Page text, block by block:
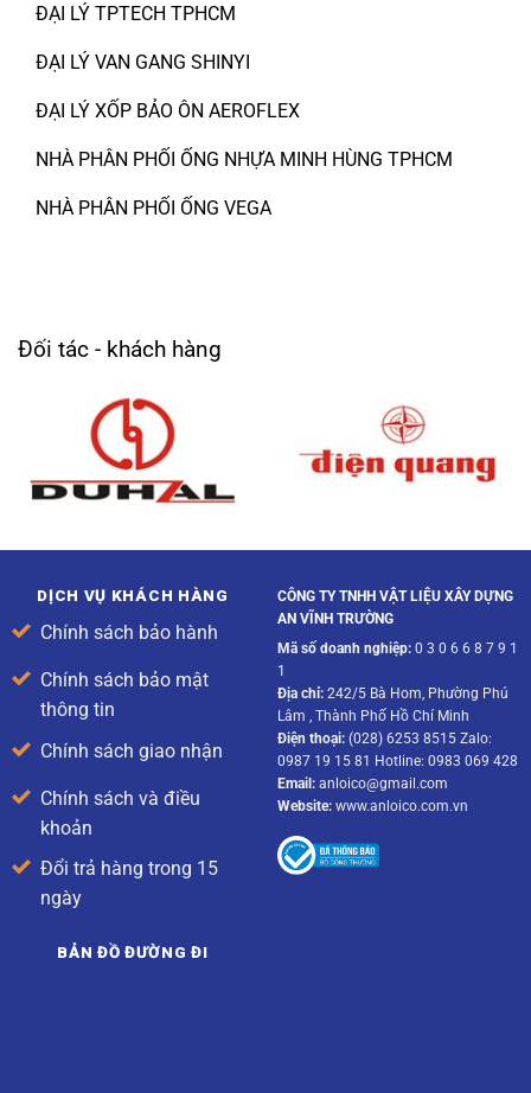
ĐẠI LÝ TPTECH TPHCM
ĐẠI LÝ VAN GANG SHINYI
ĐẠI LÝ XỐP BẢO ÔN AEROFLEX
NHÀ PHÂN PHỐI ỐNG NHỰA MINH HÙNG TPHCM
NHÀ PHÂN PHỐI ỐNG VEGA
Đối tác - khách hàng
DỊCH VỤ KHÁCH HÀNG
Chính sách bảo hành
Chính sách bảo mật
thông tin
Chính sách giao nhận
Chính sách và điều
khoản
Đổi trả hàng trong 15
ngày
CÔNG TY TNHH VẬT LIỆU XÂY DỰNG
AN VĨNH TRƯỜNG
Mã số doanh nghiệp:0 3 0 6 6 8 7 9 1
1
Địa chỉ:242/5 Bà Hom, Phường Phú
Lâm , Thành Phố Hồ Chí Minh
Điện thoại:(028) 6253 8515 Zalo:
0987 19 15 81 Hotline: 0983 069 428
Email:anloico@gmail.com
Website:www.anloico.com.vn
BẢN ĐỒ ĐƯỜNG ĐI